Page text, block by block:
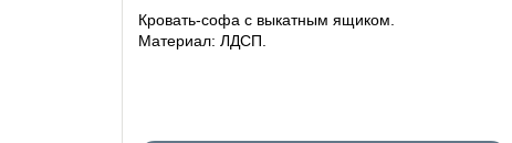
Кровать-софа с выкатным ящиком.
Материал: ЛДСП.